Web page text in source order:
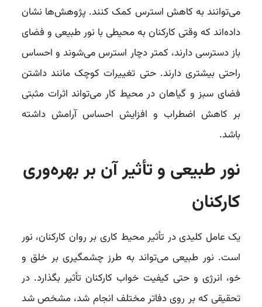
می‌توانند به کاهش استرس کمک کنند. پژوهش‌ها نشان
داده‌اند که وقتی کارکنان به محیطی با نور طبیعی و فضای
باز دسترسی دارند، کمتر دچار استرس می‌شوند و احساس
راحتی بیشتری دارند. حتی تغییرات کوچک مانند داشتن
فضای سبز و گیاهان در محیط کار می‌تواند اثرات مثبتی
بر کاهش اضطراب و افزایش احساس آرامش داشته
باشد.
نور طبیعی و تأثیر آن بر بهره‌وری
کارکنان
یک عامل کلیدی در تأثیر محیط کاری بر روان کارکنان، نور
است. نور طبیعی می‌تواند به طرز چشمگیری بر خلق و
خو، انرژی و حتی کیفیت خواب کارکنان تأثیر بگذارد. در
تحقیقی که بر روی دفاتر مختلف انجام شد، مشخص شد